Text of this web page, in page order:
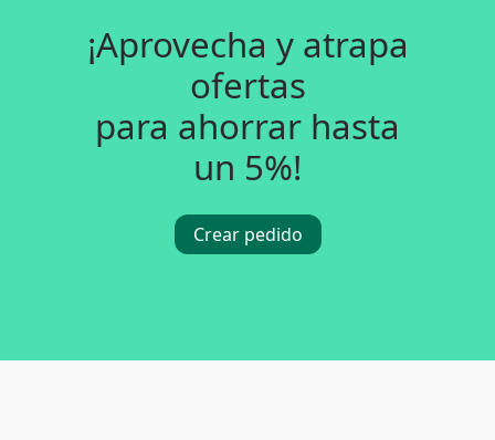
¡Aprovecha y atrapa
ofertas
para ahorrar hasta
un 5%!
Crear pedido